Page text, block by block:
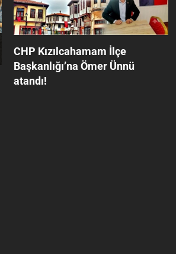
CHP Kızılcahamam İlçe
Başkanlığı’na Ömer Ünnü
atandı!